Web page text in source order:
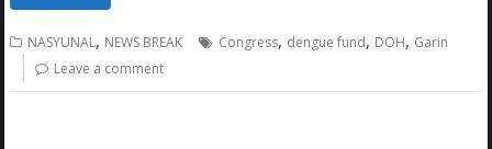
NASYUNAL, NEWS BREAK Congress, dengue fund, DOH, Garin
Leave a comment